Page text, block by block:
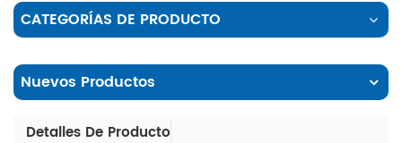
CATEGORÍAS DE PRODUCTO
Nuevos Productos
Detalles De Producto